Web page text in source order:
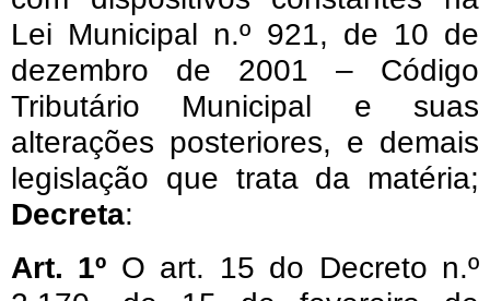
Lei Municipal n.º 921, de 10 de
dezembro de 2001 – Código
Tributário Municipal e suas
alterações posteriores, e demais
legislação que trata da matéria;
Decreta:
Art. 1º O art. 15 do Decreto n.º